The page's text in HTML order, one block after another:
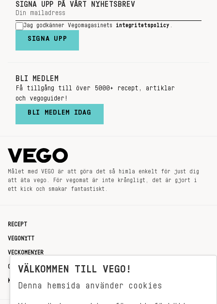
SIGNA UPP PÅ VÅRT NYHETSBREV
Jag godkänner Vegomagasinets integritetspolicy
SIGNA UPP
BLI MEDLEM
Få tillgång till över 5000+ recept, artiklar
och vegoguider!
BLI MEDLEM IDAG
Målet med VEGO är att göra det så himla enkelt för just dig
att äta vego. För vegomat är inte krångligt, det är gjort i
ett kick och smakar fantastiskt.
RECEPT
VEGONYTT
VECKOMENYER
OM OSS
KONTAKT
VÄLKOMMEN TILL VEGO!
Denna hemsida använder cookies